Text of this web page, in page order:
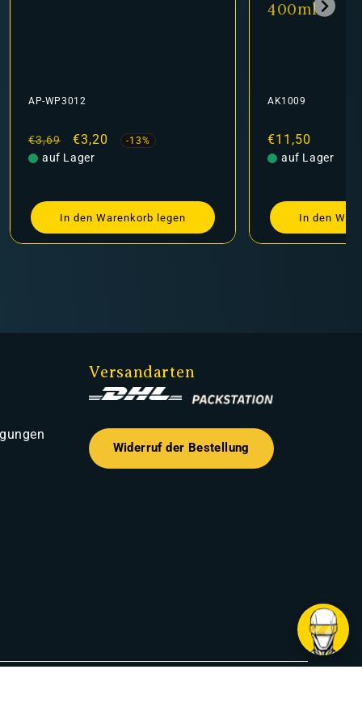
AP-WP3012
Normaler
Preis
€3,69 Verkaufspreis
€3,20 -13%
auf Lager
In den Warenkorb legen
400ml
AK1009
Normaler
Preis
€11,50
auf Lager
In den
Versandarten
Widerruf der Bestellung